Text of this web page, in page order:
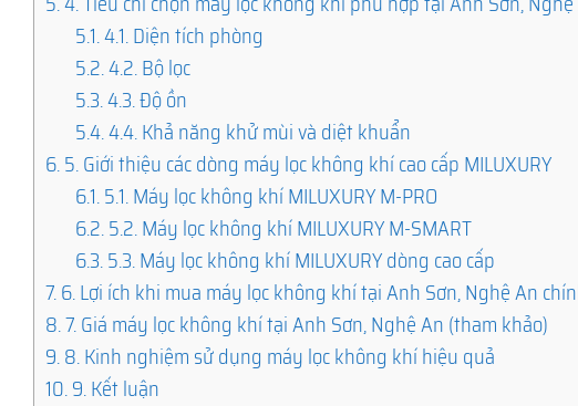
5.1.4.1. Diện tích phòng
5.2.4.2. Bộ lọc
5.3.4.3. Độ ồn
5.4.4.4. Khả năng khử mùi và diệt khuẩn
6.5. Giới thiệu các dòng máy lọc không khí cao cấp MILUXURY
6.1.5.1. Máy lọc không khí MILUXURY M-PRO
6.2.5.2. Máy lọc không khí MILUXURY M-SMART
6.3.5.3. Máy lọc không khí MILUXURY dòng cao cấp
7.6. Lợi ích khi mua máy lọc không khí tại Anh Sơn, Nghệ An
8.7. Giá máy lọc không khí tại Anh Sơn, Nghệ An (tham khảo)
9.8. Kinh nghiệm sử dụng máy lọc không khí hiệu quả
10.9. Kết luận